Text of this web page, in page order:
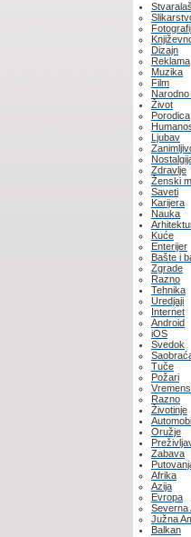
Dizajn
Reklama
Muzika
Film
Život
Porodica
Ljubav
Zdravlje
Ženski
Saveti
Karijera
Nauka
Kuće
Enterijer
Bašte i
Zgrade
Razno
Tehnika
Uredjaji
Internet
Android
iOS
Svedok
Tuče
Požari
Razno
Životinje
Oružje
Zabava
Afrika
Azija
Evropa
Severna
Južna
Balkan